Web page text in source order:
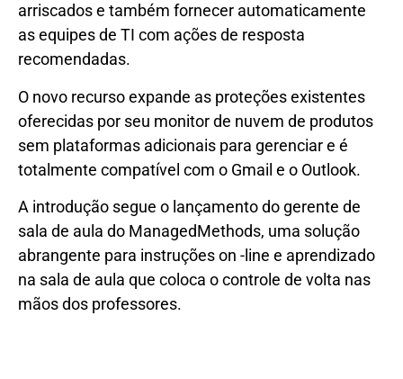
arriscados e também fornecer automaticamente
as equipes de TI com ações de resposta
recomendadas.
O novo recurso expande as proteções existentes
oferecidas por seu monitor de nuvem de produtos
sem plataformas adicionais para gerenciar e é
totalmente compatível com o Gmail e o Outlook.
A introdução segue o lançamento do gerente de
sala de aula do ManagedMethods, uma solução
abrangente para instruções on -line e aprendizado
na sala de aula que coloca o controle de volta nas
mãos dos professores.